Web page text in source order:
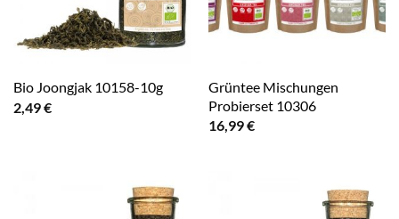
Bio Joongjak 10158-10g
2,49€
Grüntee Mischungen
Probierset 10306
16,99€